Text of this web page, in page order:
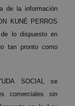
de la información
KUNÉ PERROS
de lo dispuesto en
tan pronto como
SOCIAL se
comerciales sin